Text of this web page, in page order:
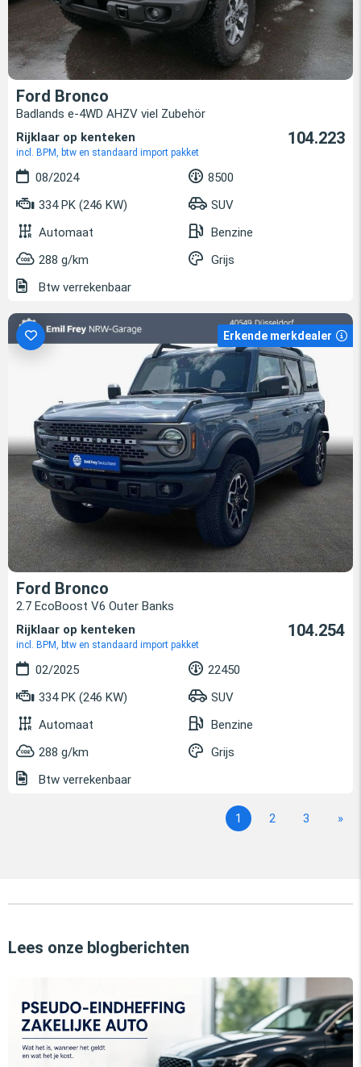
Ford Bronco
Badlands e-4WD AHZV viel Zubehör
Rijklaar op kenteken
incl. BPM, btw en standaard import pakket
104.223
08/2024
8500
334 PK (246 KW)
SUV
Automaat
Benzine
288 g/km
Grijs
Btw verrekenbaar
Erkende merkdealer
Ford Bronco
2.7 EcoBoost V6 Outer Banks
Rijklaar op kenteken
incl. BPM, btw en standaard import pakket
104.254
02/2025
22450
334 PK (246 KW)
SUV
Automaat
Benzine
288 g/km
Grijs
Btw verrekenbaar
1 2 3 »
Lees onze blogberichten